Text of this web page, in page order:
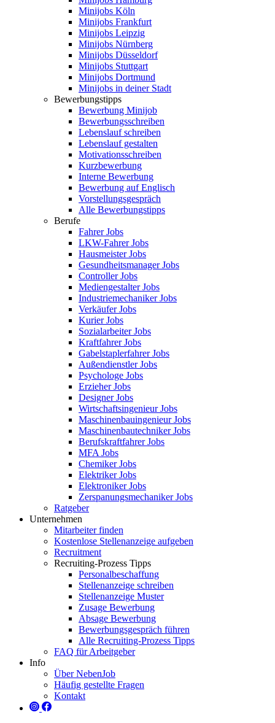
Minijobs Köln
Minijobs Frankfurt
Minijobs Leipzig
Minijobs Nürnberg
Minijobs Düsseldorf
Minijobs Stuttgart
Minijobs Dortmund
Minijobs in deiner Stadt
Bewerbungstipps
Bewerbung Minijob
Bewerbungsschreiben
Lebenslauf schreiben
Lebenslauf gestalten
Motivationsschreiben
Kurzbewerbung
Interne Bewerbung
Bewerbung auf Englisch
Vorstellungsgespräch
Alle Bewerbungstipps
Berufe
Fahrer Jobs
LKW-Fahrer Jobs
Hausmeister Jobs
Gesundheitsmanager Jobs
Controller Jobs
Mediengestalter Jobs
Industriemechaniker Jobs
Verkäufer Jobs
Kurier Jobs
Sozialarbeiter Jobs
Kraftfahrer Jobs
Gabelstaplerfahrer Jobs
Außendienstler Jobs
Psychologe Jobs
Erzieher Jobs
Designer Jobs
Wirtschaftsingenieur Jobs
Maschinenbauingenieur Jobs
Maschinenbautechniker Jobs
Berufskraftfahrer Jobs
MFA Jobs
Chemiker Jobs
Elektriker Jobs
Elektroniker Jobs
Zerspanungsmechaniker Jobs
Ratgeber
Unternehmen
Mitarbeiter finden
Kostenlose Stellenanzeige aufgeben
Recruitment
Recruiting-Prozess Tipps
Personalbeschaffung
Stellenanzeige schreiben
Stellenanzeige Muster
Zusage Bewerbung
Absage Bewerbung
Bewerbungsgespräch führen
Alle Recruiting-Prozess Tipps
FAQ für Arbeitgeber
Info
Über NebenJob
Häufig gestellte Fragen
Kontakt